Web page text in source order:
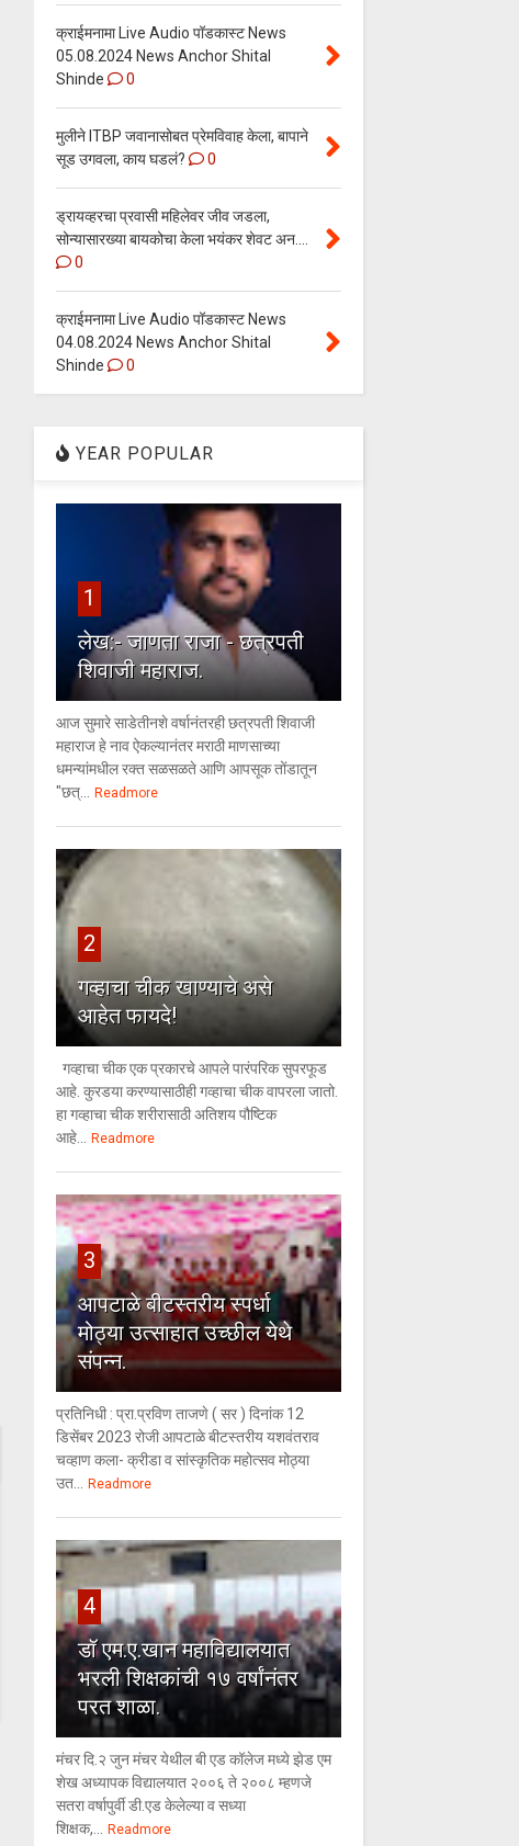
क्राईमनामा Live Audio पॉडकास्ट News
05.08.2024 News Anchor Shital
Shinde
0
मुलीने ITBP जवानासोबत प्रेमविवाह केला, बापाने
सूड उगवला, काय घडलं?
0
ड्रायव्हरचा प्रवासी महिलेवर जीव जडला,
सोन्यासारख्या बायकोचा केला भयंकर शेवट अन....
0
क्राईमनामा Live Audio पॉडकास्ट News
04.08.2024 News Anchor Shital
Shinde
0
YEAR POPULAR
1
लेख:- जाणता राजा - छत्रपती
शिवाजी महाराज.
आज सुमारे साडेतीनशे वर्षानंतरही छत्रपती शिवाजी
महाराज हे नाव ऐकल्यानंतर मराठी माणसाच्या
धमन्यांमधील रक्त सळसळते आणि आपसूक तोंडातून
"छत्... Readmore
2
गव्हाचा चीक खाण्याचे असे
आहेत फायदे!
गव्हाचा चीक एक प्रकारचे आपले पारंपरिक सुपरफूड
आहे. कुरडया करण्यासाठीही गव्हाचा चीक वापरला जातो.
हा गव्हाचा चीक शरीरासाठी अतिशय पौष्टिक
आहे... Readmore
3
आपटाळे बीटस्तरीय स्पर्धा
मोठ्या उत्साहात उच्छील येथे
संपन्न.
प्रतिनिधी : प्रा.प्रविण ताजणे ( सर ) दिनांक 12
डिसेंबर 2023 रोजी आपटाळे बीटस्तरीय यशवंतराव
चव्हाण कला- क्रीडा व सांस्कृतिक महोत्सव मोठ्या
उत... Readmore
4
डॉ एम.ए.खान महाविद्यालयात
भरली शिक्षकांची १७ वर्षांनंतर
परत शाळा.
मंचर दि.२ जुन मंचर येथील बी एड कॉलेज मध्ये झेड एम
शेख अध्यापक विद्यालयात २००६ ते २००८ म्हणजे
सतरा वर्षापुर्वी डी.एड केलेल्या व सध्या
शिक्षक,... Readmore